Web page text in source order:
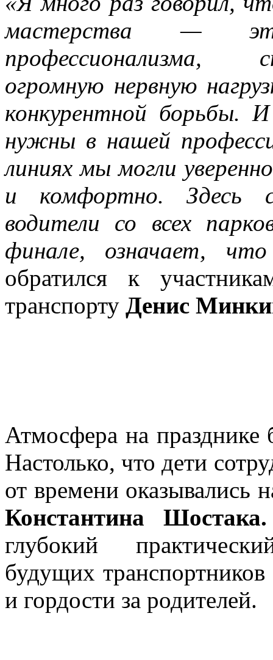
мастерства —
профессионализма,
огромную нервную
конкурентной борьбы.
нужны в нашей
линиях мы могли
и комфортно. Здесь
водители со всех
финале, означает, что
обратился к
транспорту Денис
Атмосфера на празднике
Настолько, что дети
от времени оказывались
Константина
глубокий
будущих транспортников
и гордости за родителей.